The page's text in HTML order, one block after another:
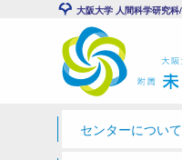
大阪大学 人間科学研究
センターについて